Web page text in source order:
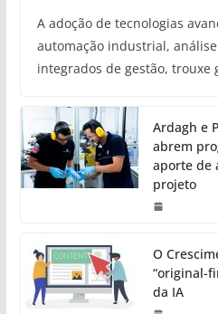
A adoção de tecnologias
automação industrial,
integrados de gestão, trouxe
Ardagh e
abrem
aporte de
projeto
O
“original-
da IA